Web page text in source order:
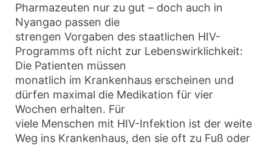
Pharmazeuten nur zu gut – doch auch in
Nyangao passen die
strengen Vorgaben des staatlichen HIV-
Programms oft nicht zur Lebenswirklichkeit:
Die Patienten müssen
monatlich im Krankenhaus erscheinen und
dürfen maximal die Medikation für vier
Wochen erhalten. Für
viele Menschen mit HIV-Infektion ist der weite
Weg ins Krankenhaus, den sie oft zu Fuß oder